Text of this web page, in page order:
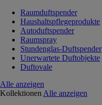
Raumduftspender
Haushaltspflegeprodukte
Autoduftspender
Raumspray
Stundenglas-Duftspender
Unerwartete Duftobjekte
Duftovale
Alle anzeigen
Kollektionen Alle anzeigen